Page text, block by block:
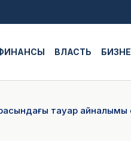
ВЛАСТЬ
тауар айналымы